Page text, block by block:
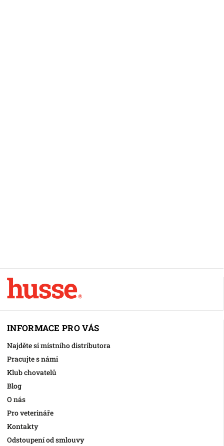
INFORMACE PRO VÁS
Najděte si místního distributora
Pracujte s námi
Klub chovatelů
Blog
O nás
Pro veterináře
Kontakty
Odstoupení od smlouvy